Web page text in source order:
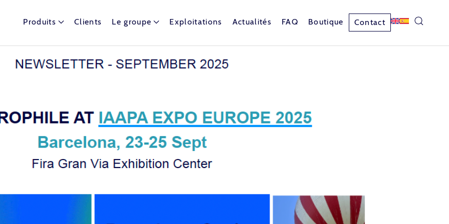
de nombreux ballons captifs autour du globe.
Produits Clients Le groupe Exploitations Actualités FAQ Boutique Contact